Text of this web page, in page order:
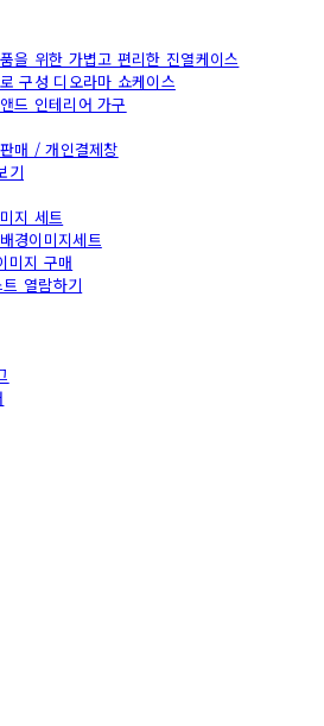
을 위한 가볍고 편리한 진열케이스
구성 디오라마 쇼케이스
드 인테리어 가구
매 / 개인결제창
기
지 세트
경이미지세트
미지 구매
열람하기